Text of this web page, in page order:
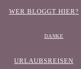
WER BLOGGT HIER?
DANKE
URLAUBSREISEN